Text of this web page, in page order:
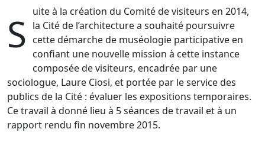
S uite à la création du Comité de visiteurs en 2014,
la Cité de l’architecture a souhaité poursuivre
cette démarche de muséologie participative en
confiant une nouvelle mission à cette instance
composée de visiteurs, encadrée par une
sociologue, Laure Ciosi, et portée par le service des
publics de la Cité : évaluer les expositions temporaires.
Ce travail à donné lieu à 5 séances de travail et à un
rapport rendu fin novembre 2015.